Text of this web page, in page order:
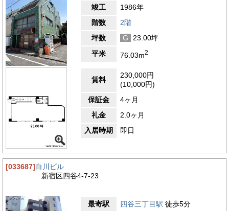
竣工
1986年
階数
2階
坪数
G
23.00坪
平米
76.03m2
賃料
230,000円
(10,000円)
保証金
4ヶ月
礼金
2.0ヶ月
入居時期
即日
[033687]白川ビル
新宿区四谷4-7-23
最寄駅 四谷三丁目駅 徒歩5分